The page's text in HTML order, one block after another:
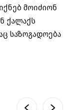
მოიძიონ
ქალაქს
საზოგადოება